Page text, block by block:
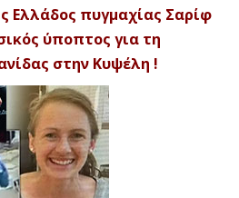
Ελλάδος πυγμαχίας Σαρίφ
ύποπτος για τη
στην Κυψέλη !